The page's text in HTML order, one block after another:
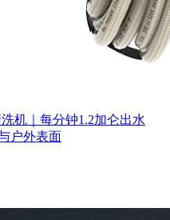
洗机｜每分钟1.2加仑出水
户外表面